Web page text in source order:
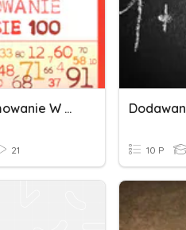
Dodawanie I Odejmowanie W Zakresie 100
21 10 P